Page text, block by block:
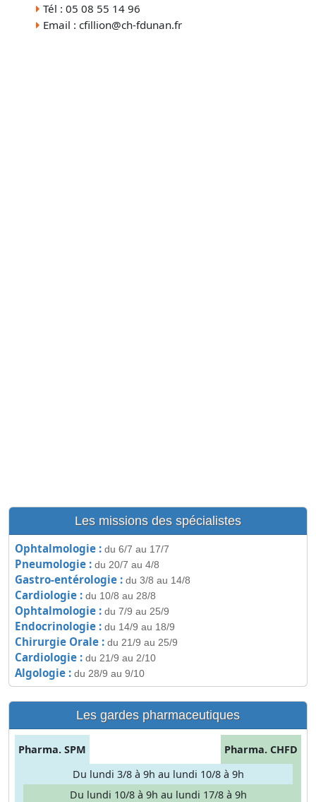
Tél : 05 08 55 14 96
Email : cfillion@ch-fdunan.fr
Les missions des spécialistes
Ophtalmologie : du 6/7 au 17/7
Pneumologie : du 20/7 au 4/8
Gastro-entérologie : du 3/8 au 14/8
Cardiologie : du 10/8 au 28/8
Ophtalmologie : du 7/9 au 25/9
Endocrinologie : du 14/9 au 18/9
Chirurgie Orale : du 21/9 au 25/9
Cardiologie : du 21/9 au 2/10
Algologie : du 28/9 au 9/10
Les gardes pharmaceutiques
Pharma. SPM
Pharma. CHFD
Du lundi 3/8 à 9h au lundi 10/8 à 9h
Du lundi 10/8 à 9h au lundi 17/8 à 9h